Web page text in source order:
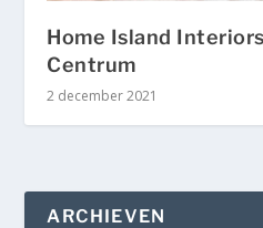
Home Island
Centrum
2 december 2021
ARCHIEVEN